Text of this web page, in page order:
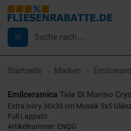
Startseite Marken
Emilceramica Tele Di Marmo
Extra Ivory 30x30 cm Mosaik 5x5
Full Lappato
Artikelnummer: ENQG